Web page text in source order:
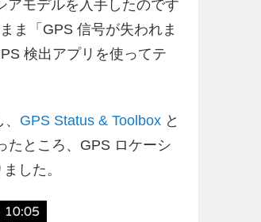
アモデルを入手したのです
ま「GPS 信号が失われま
検出アプリを使ってテ
GPS Status & Toolbox と
たところ、GPS ロケーシ
した。